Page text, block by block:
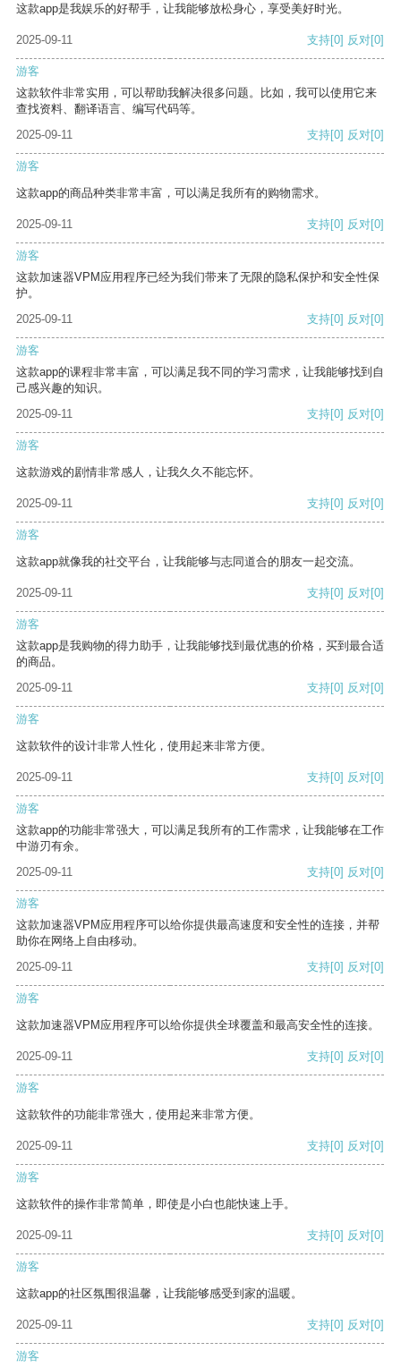
这款app是我娱乐的好帮手，让我能够放松身心，享受美好时光。
2025-09-11 支持[0] 反对[0]
游客
这款软件非常实用，可以帮助我解决很多问题。比如，我可以使用它来
查找资料、翻译语言、编写代码等。
2025-09-11
支持[0] 反对[0]
游客
这款app的商品种类非常丰富，可以满足我所有的购物需求。
2025-09-11 支持[0] 反对[0]
游客
这款加速器VPM应用程序已经为我们带来了无限的隐私保护和安全性保
护。
2025-09-11
支持[0] 反对[0]
游客
这款app的课程非常丰富，可以满足我不同的学习需求，让我能够找到自
己感兴趣的知识。
2025-09-11
支持[0] 反对[0]
游客
这款游戏的剧情非常感人，让我久久不能忘怀。
2025-09-11 支持[0] 反对[0]
游客
这款app就像我的社交平台，让我能够与志同道合的朋友一起交流。
2025-09-11 支持[0] 反对[0]
游客
这款app是我购物的得力助手，让我能够找到最优惠的价格，买到最合适
的商品。
2025-09-11
支持[0] 反对[0]
游客
这款软件的设计非常人性化，使用起来非常方便。
2025-09-11 支持[0] 反对[0]
游客
这款app的功能非常强大，可以满足我所有的工作需求，让我能够在工作
中游刃有余。
2025-09-11
支持[0] 反对[0]
游客
这款加速器VPM应用程序可以给你提供最高速度和安全性的连接，并帮
助你在网络上自由移动。
2025-09-11
支持[0] 反对[0]
游客
这款加速器VPM应用程序可以给你提供全球覆盖和最高安全性的连接。
2025-09-11 支持[0] 反对[0]
游客
这款软件的功能非常强大，使用起来非常方便。
2025-09-11 支持[0] 反对[0]
游客
这款软件的操作非常简单，即使是小白也能快速上手。
2025-09-11 支持[0] 反对[0]
游客
这款app的社区氛围很温馨，让我能够感受到家的温暖。
2025-09-11 支持[0] 反对[0]
游客